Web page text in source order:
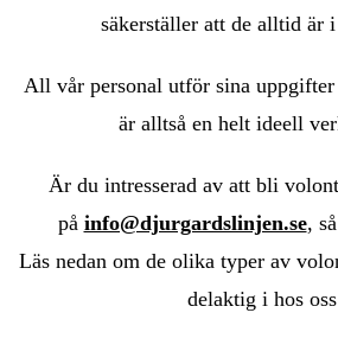
säkerställer att de alltid är
All vår personal utför sina
är alltså en helt ideell
Är du intresserad av att bli
på info@djurgardslinjen.se,
Läs nedan om de olika typer av
delaktig i hos